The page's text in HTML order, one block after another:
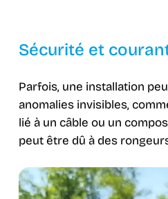
Sécurité et
Parfois, une installation
anomalies invisibles,
lié à un câble ou un
peut être dû à des